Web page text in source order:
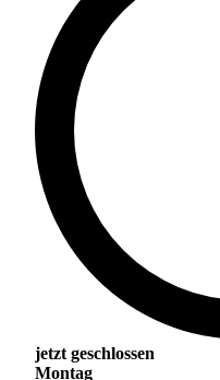
jetzt geschlossen
Montag